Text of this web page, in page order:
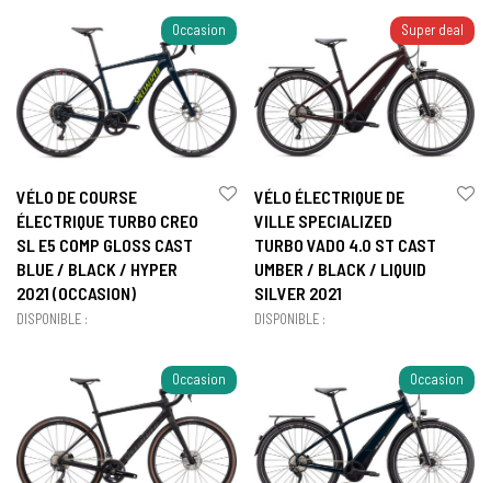
Occasion
VÉLO DE COURSE
ÉLECTRIQUE TURBO CREO
SL E5 COMP GLOSS CAST
BLUE / BLACK / HYPER
2021 (OCCASION)
DISPONIBLE :
Super deal
VÉLO ÉLECTRIQUE DE
VILLE SPECIALIZED
TURBO VADO 4.0 ST CAST
UMBER / BLACK / LIQUID
SILVER 2021
DISPONIBLE :
Occasion Occasion